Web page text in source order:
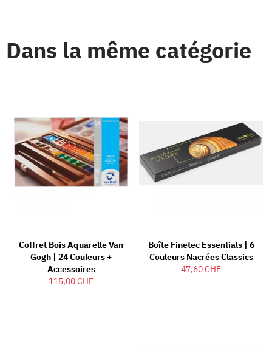
Dans la même catégorie
Coffret Bois Aquarelle Van
Gogh | 24 Couleurs +
Accessoires
115,00 CHF
Boîte Finetec Essentials | 6
Couleurs Nacrées Classics
47,60 CHF